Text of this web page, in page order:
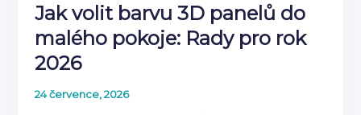
Jak volit barvu 3D panelů do
malého pokoje: Rady pro rok
2026
24 července, 2026